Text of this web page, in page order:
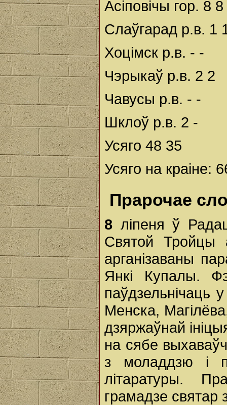
Асіповічы гор. 8 8
Слаўгарад р.в. 1
Хоцімск р.в. - -
Чэрыкаў р.в. 2 2
Чавусы р.в. - -
Шклоў р.в. 2 -
Усяго 48 35
Усяго на краіне:
Прарочае
8 ліпеня ў
Святой Тройцы
арганізаваны
Янкі Купалы.
паўдзельнічаць
Менска,
дзяржаўнай
на сябе
з моладдзю і
літаратуры.
грамадзе святар